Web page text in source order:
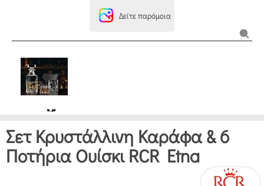
Δείτε παρόμοια
Σετ Κρυστάλλινη Καράφα & 6
Ποτήρια Ουίσκι RCR Etna